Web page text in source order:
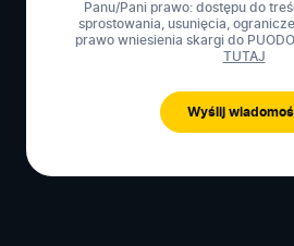
Panu/Pani prawo: dostępu do
sprostowania, usunięcia,
prawo wniesienia skargi do
TUTAJ